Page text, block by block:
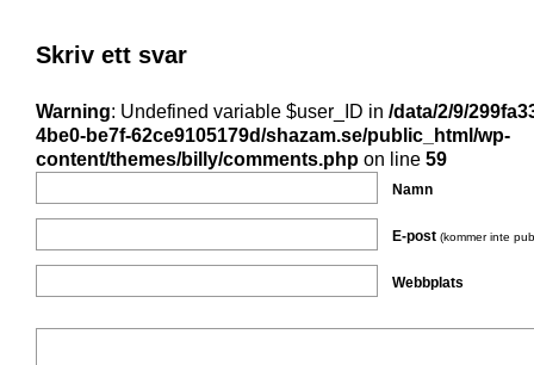
Skriv ett svar
Warning: Undefined variable $user_ID in /data/2/9/
4be0-be7f-62ce9105179d/shazam.se/public_html/wp-
content/themes/billy/comments.php on line 59
Namn
E-post (kommer inte
Webbplats